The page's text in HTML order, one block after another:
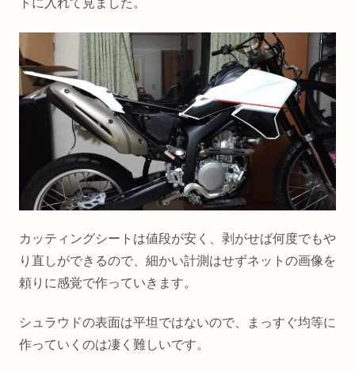
トに入れて見ました。
カッティングシートは値段が安く、剥がせば何度でもや
り直しができるので、細かい計測はせずネットの画像を
頼りに感覚で作っていきます。
シュラウドの表面は平坦ではないので、まっすぐ均等に
作っていくのは凄く難しいです。